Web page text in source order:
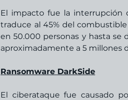
El impacto fue la interrupción
traduce al 45% del
en 50.000 personas y hasta se
aproximadamente a 5 millones
Ransomware DarkSide
El ciberataque fue causado